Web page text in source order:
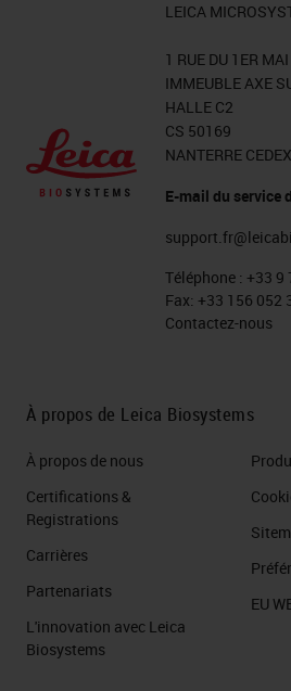
LEICA
1 RUE DU 1ER MAI
IMMEUBLE AXE
HALLE C2
CS 50169
NANTERRE
E-mail du service
Téléphone : +33 9
Fax: +33 156 052
Contactez-nous
À propos de Leica Biosystems
À propos de nous
Certifications &
Registrations
Carrières
Partenariats
L'innovation avec Leica
Biosystems
EU